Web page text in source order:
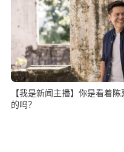
【我是新闻主播】你是看着
的吗？